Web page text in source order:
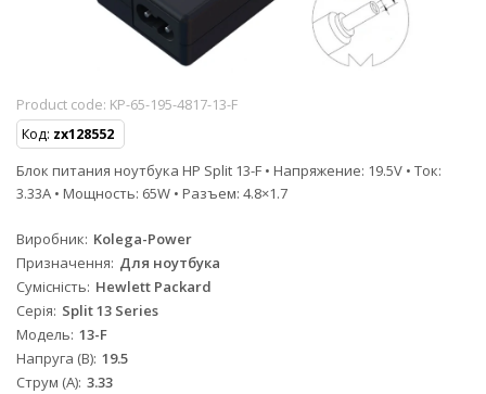
Product code: KP-65-195-4817-13-F
Код: zx128552
Блок питания ноутбука HP Split 13-F • Напряжение: 19.5V • Ток:
3.33A • Мощность: 65W • Разъем: 4.8×1.7
Виробник Kolega-Power
Призначення Для ноутбука
Сумісність Hewlett Packard
Серія Split 13 Series
Модель 13-F
Напруга (В) 19.5
Струм (А) 3.33